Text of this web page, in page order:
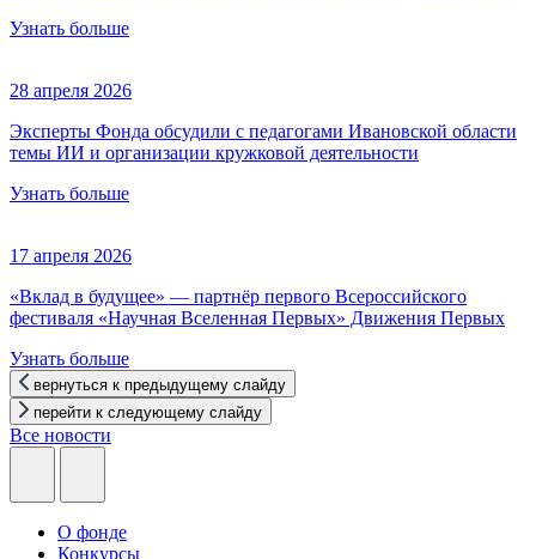
Узнать больше
28 апреля 2026
Эксперты Фонда обсудили с педагогами Ивановской области
темы ИИ и организации кружковой деятельности
Узнать больше
17 апреля 2026
«Вклад в будущее» — партнёр первого Всероссийского
фестиваля «Научная Вселенная Первых» Движения Первых
Узнать больше
вернуться к предыдущему слайду
перейти к следующему слайду
Все новости
О фонде
Конкурсы